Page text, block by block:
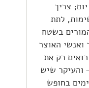
צריך
לתת
בשטח
ואנשי האוצר
רק את
והעיקר שיש
בחופש